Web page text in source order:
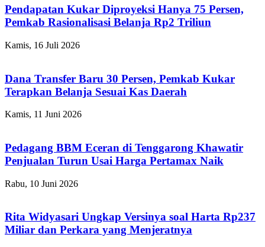
Pendapatan Kukar Diproyeksi Hanya 75 Persen,
Pemkab Rasionalisasi Belanja Rp2 Triliun
Kamis, 16 Juli 2026
Dana Transfer Baru 30 Persen, Pemkab Kukar
Terapkan Belanja Sesuai Kas Daerah
Kamis, 11 Juni 2026
Pedagang BBM Eceran di Tenggarong Khawatir
Penjualan Turun Usai Harga Pertamax Naik
Rabu, 10 Juni 2026
Rita Widyasari Ungkap Versinya soal Harta Rp237
Miliar dan Perkara yang Menjeratnya